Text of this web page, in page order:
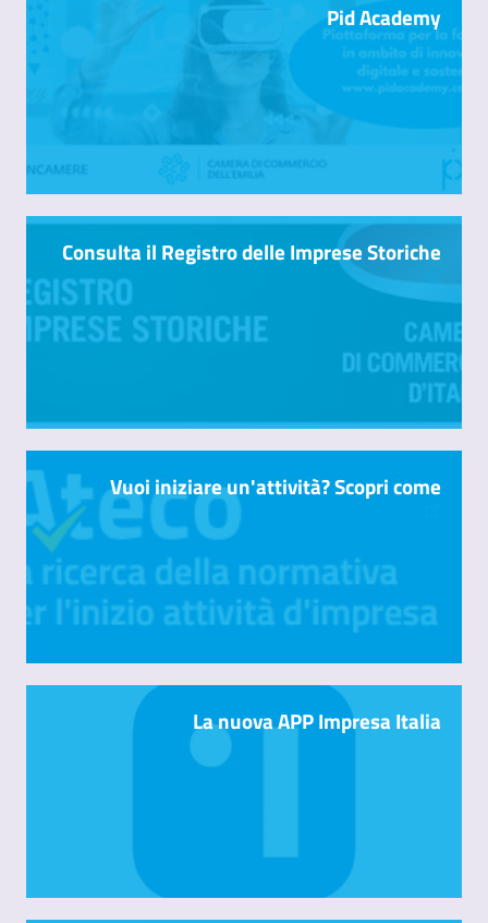
Pid Academy
Consulta il Registro delle Imprese Storiche
Vuoi iniziare un'attività? Scopri come
La nuova APP Impresa Italia